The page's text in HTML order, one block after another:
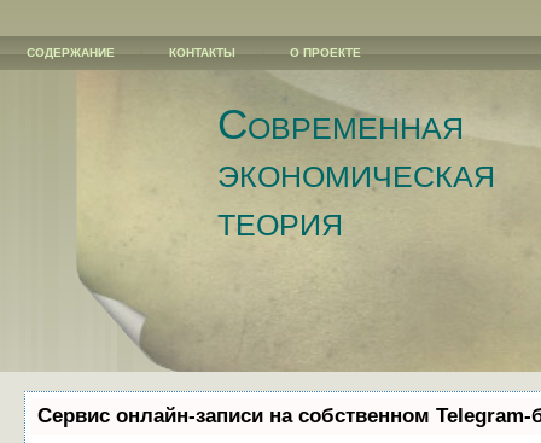
СОДЕРЖАНИЕ КОНТАКТЫ О ПРОЕКТЕ
Современная
экономическая
теория
Сервис онлайн-записи на собственном Telegram-